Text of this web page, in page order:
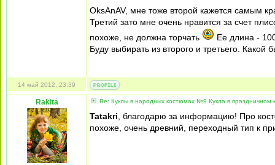
OksAnAV, мне тоже второй кажется самым
Третий зато мне очень нравится за счет
похоже, не должна торчать
Ее длина -
Буду выбирать из второго и третьего.
14 май 2012, 23:39
Rakita Re: Куклы в народных костюмах №9 Кукла в праздничном
Tatakri , благодарю за информацию! Про
похоже, очень древний, переходный тип к